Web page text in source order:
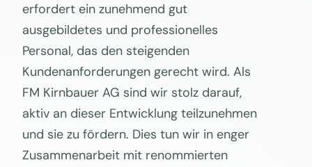
erfordert ein zunehmend gut
ausgebildetes und professionelles
Personal, das den steigenden
Kundenanforderungen gerecht wird. Als
FM Kirnbauer AG sind wir stolz darauf,
aktiv an dieser Entwicklung teilzunehmen
und sie zu fördern. Dies tun wir in enger
Zusammenarbeit mit renommierten